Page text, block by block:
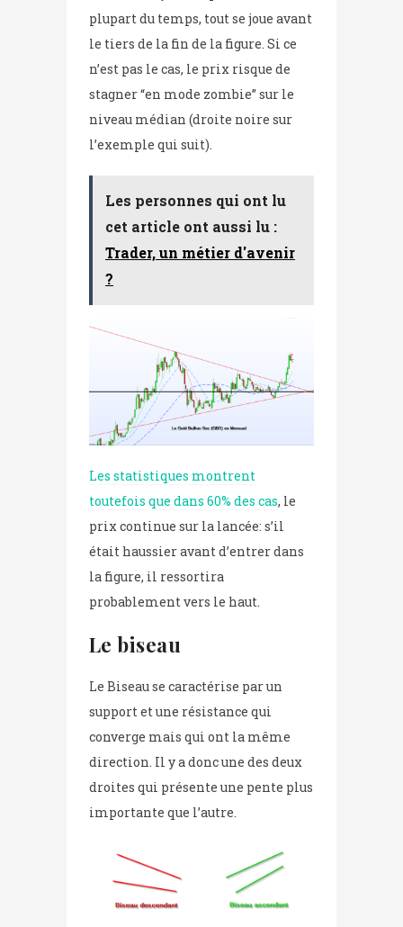
plupart du temps, tout se joue avant
le tiers de la fin de la figure. Si ce
n’est pas le cas, le prix risque de
stagner “en mode zombie” sur le
niveau médian (droite noire sur
l’exemple qui suit).
Les personnes qui ont lu
cet article ont aussi lu :
Trader, un métier d'avenir
?
Les statistiques montrent
toutefois que dans 60% des cas, le
prix continue sur la lancée: s’il
était haussier avant d’entrer dans
la figure, il ressortira
probablement vers le haut.
Le biseau
Le Biseau se caractérise par un
support et une résistance qui
converge mais qui ont la même
direction. Il y a donc une des deux
droites qui présente une pente plus
importante que l’autre.